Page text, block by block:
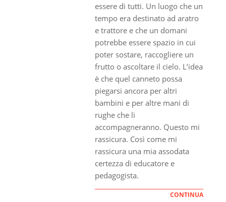
essere di tutti. Un luogo che un
tempo era destinato ad aratro
e trattore e che un domani
potrebbe essere spazio in cui
poter sostare, raccogliere un
frutto o ascoltare il cielo. L’idea
è che quel canneto possa
piegarsi ancora per altri
bambini e per altre mani di
rughe che li
accompagneranno. Questo mi
rassicura. Così come mi
rassicura una mia assodata
certezza di educatore e
pedagogista.
CONTINUA